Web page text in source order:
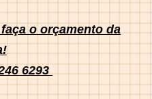
o orçamento da
6293